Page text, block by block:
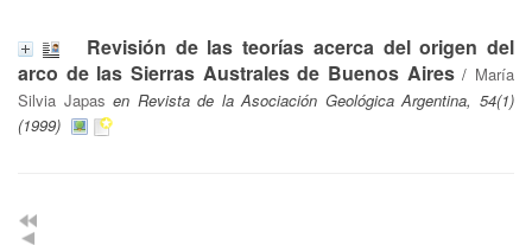
Revisión de las teorías acerca del origen del
arco de las Sierras Australes de Buenos Aires/ María
Silvia Japas en Revista de la Asociación Geológica Argentina, 54(1)
(1999)